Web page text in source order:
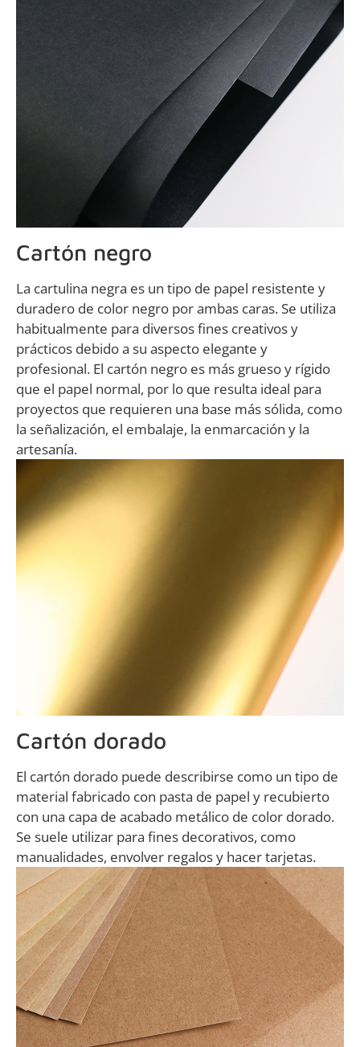
Cartón negro
La cartulina negra es un tipo de papel resistente y
duradero de color negro por ambas caras. Se utiliza
habitualmente para diversos fines creativos y
prácticos debido a su aspecto elegante y
profesional. El cartón negro es más grueso y rígido
que el papel normal, por lo que resulta ideal para
proyectos que requieren una base más sólida, como
la señalización, el embalaje, la enmarcación y la
artesanía.
Cartón dorado
El cartón dorado puede describirse como un tipo de
material fabricado con pasta de papel y recubierto
con una capa de acabado metálico de color dorado.
Se suele utilizar para fines decorativos, como
manualidades, envolver regalos y hacer tarjetas.